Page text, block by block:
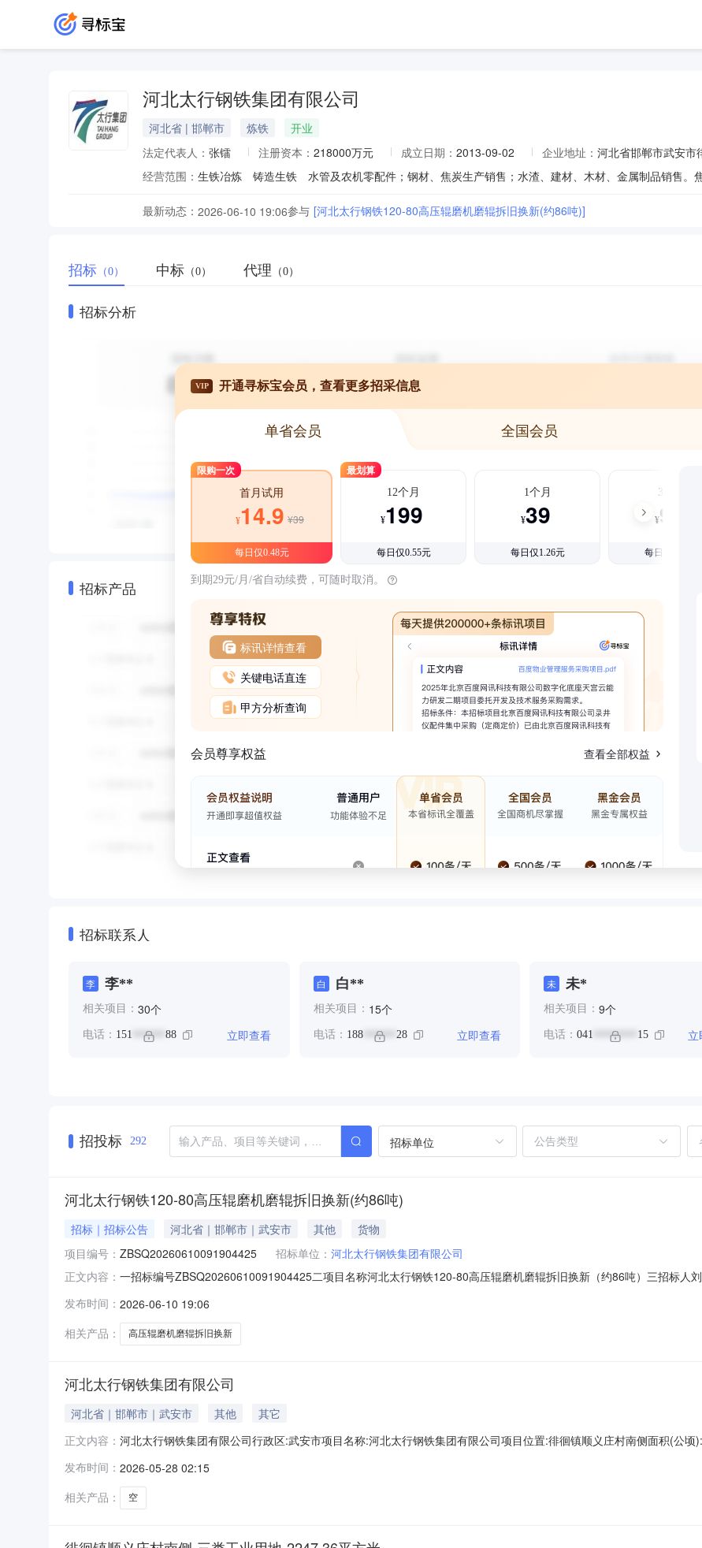
河北太行钢铁集团有限公司
河北省 | 邯郸市 炼铁
开业
法定代表人： 张镭 注册资本： 218000万元 成立日期： 2013-09-02 企业地址： 河北省邯郸市武安市
经营范围：
最新动态： 2026-06-10 19:06参与 [河北太行钢铁120-80高压辊磨机磨辊拆旧换新(约86吨)]
招标 （0） 中标 （0） 代理 （0）
招标分析
招标产品
VIP 开通寻标宝会员，查看更多招采信息
单省会员 全国会员
限购一次
首月试用
¥14.9 ¥39
每日仅0.48元
最划算
12个月
¥199
每日仅0.55元
1个月
¥39
每日仅1.26元
3个月
¥99
每日仅1.08元
到期29元/月/省自动续费，可随时取消。
标讯详情查看
关键电话直连
甲方分析查询
会员尊享权益 查看全部权益
招标联系人
李 李**
相关项目： 30个
电话： 151 ****** 88 立即查看
白 白**
相关项目： 15个
电话： 188****** 28 立即查看
未 未*
相关项目： 9个
电话： 041 ******** 15 立
招投标 292 招标单位
河北太行钢铁120-80高压辊磨机磨辊拆旧换新(约86吨)
招标｜招标公告 河北省｜邯郸市｜武安市 其他
货物
项目编号： ZBSQ20260610091904425 招标单位： 河北太行钢铁集团有限公司
正文内容： 一招标编号ZBSQ20260610091904425二项目名称河北太行钢铁120-80高压辊磨机磨辊拆旧换新（约86吨）三招标人
格后支付90%验收款，余10%质保金十一质保期质保期为现场验收合格之日起12个月（税率：13%）十二报价有效期3
发布时间： 2026-06-10 19:06
相关产品：
高压辊磨机磨辊拆旧换新
河北太行钢铁集团有限公司
河北省｜邯郸市｜武安市 其他
其它
正文内容： 河北太行钢铁集团有限公司行政区:武安市项目名称:河北太行钢铁集团有限公司项目位置:徘徊镇顺义庄村南侧面积(公
际开工时间:实际竣工时间:批准单位:武安市人民政府合同签订日期:2026-05-28
发布时间： 2026-05-28 02:15
相关产品：
空